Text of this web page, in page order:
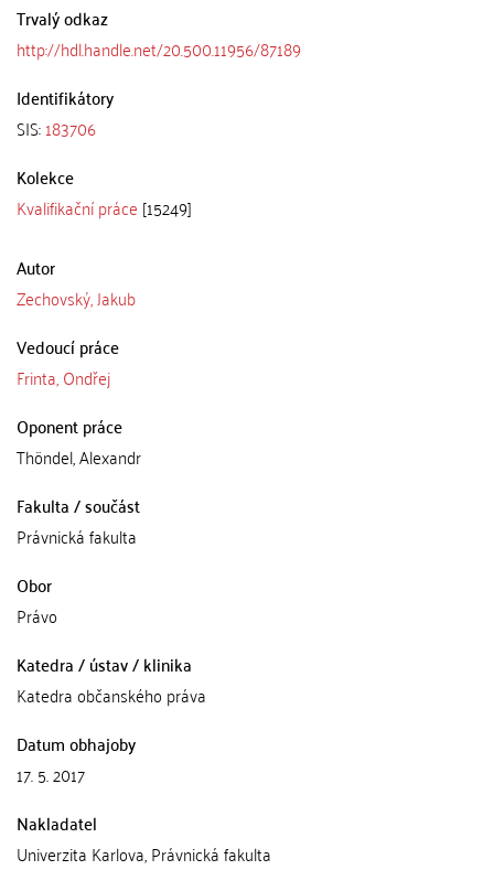
Trvalý odkaz
http://hdl.handle.net/20.500.11956/87189
Identifikátory
SIS:183706
Kolekce
Kvalifikační práce [15249]
Autor
Zechovský, Jakub
Vedoucí práce
Frinta, Ondřej
Oponent práce
Thöndel, Alexandr
Fakulta / součást
Právnická fakulta
Obor
Právo
Katedra / ústav / klinika
Katedra občanského práva
Datum obhajoby
17. 5. 2017
Nakladatel
Univerzita Karlova, Právnická fakulta